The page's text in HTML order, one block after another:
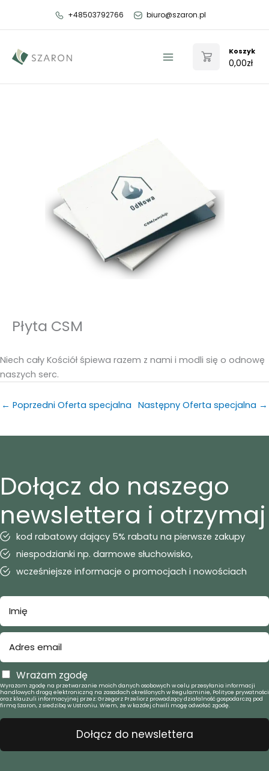
+48503792766 biuro@szaron.pl
Koszyk
0,00zł
Płyta CSM
Niech cały Kościół śpiewa razem z nami i modli się o odnowę
naszych serc.
← Poprzedni Oferta specjalna Następny Oferta specjalna →
Dołącz do naszego
newslettera i otrzymaj
kod rabatowy dający 5% rabatu na pierwsze zakupy
niespodzianki np. darmowe słuchowisko,
wcześniejsze informacje o promocjach i nowościach
Wrażam zgodę
Wyrażam zgodę na przetwarzanie moich danych osobowych w celu przesyłania informacji
handlowych drogą elektroniczną na zasadach określonych w Regulaminie, Polityce prywatności
oraz klauzuli informacyjnej przez: Grzegorz Przeliorz prowadzący działalność gospodarczą pod
firmą Szaron, z siedzibą w Ustroniu. Wiem, że w każdej chwili mogę odwołać zgodę.
Dołącz do newslettera